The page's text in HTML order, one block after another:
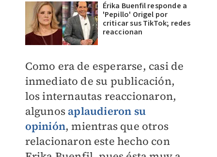
Érika Buenfil responde a
'Pepillo' Origel por
criticar sus TikTok; redes
reaccionan
Como era de esperarse, casi de
inmediato de su publicación,
los internautas reaccionaron,
algunos aplaudieron su
opinión, mientras que otros
relacionaron este hecho con